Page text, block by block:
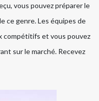
vous pouvez préparer le
ce genre. Les équipes de
compétitifs et vous pouvez
sur le marché. Recevez